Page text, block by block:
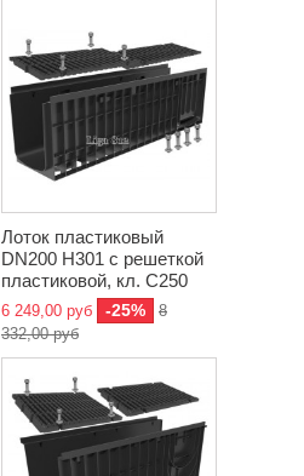
Лоток пластиковый
DN200 H301 с решеткой
пластиковой, кл. C250
6 249,00 руб -25%
8
332,00 руб